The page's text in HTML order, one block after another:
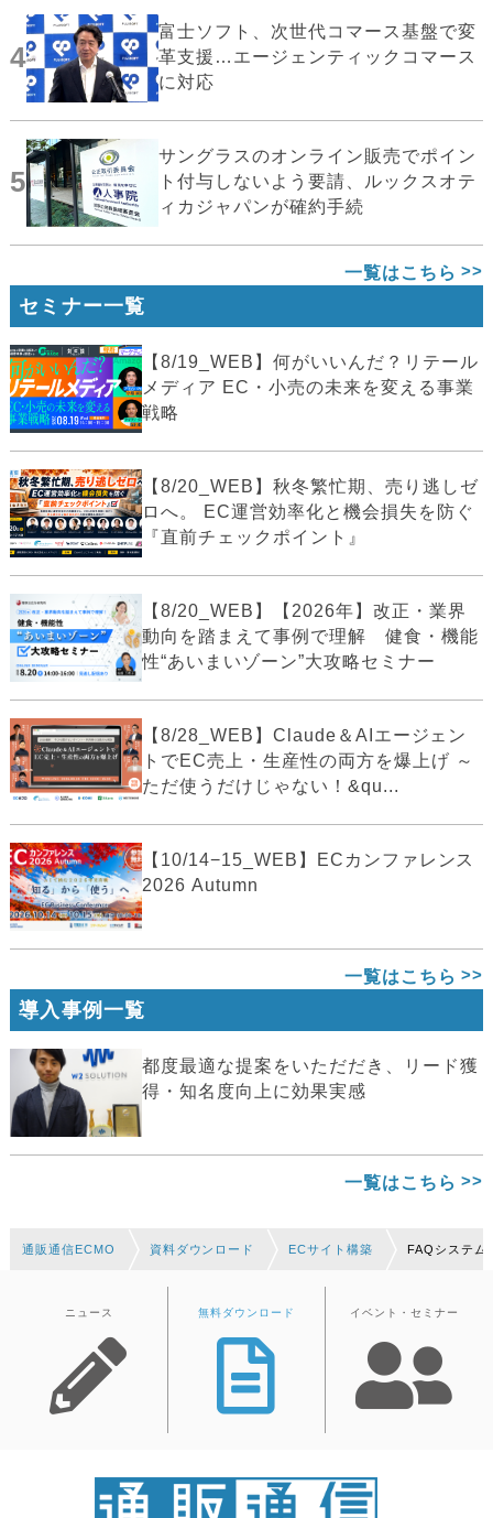
4
富士ソフト、次世代コマース基盤で変
革支援…エージェンティックコマース
に対応
5
サングラスのオンライン販売でポイン
ト付与しないよう要請、ルックスオテ
ィカジャパンが確約手続
一覧はこちら
セミナー一覧
【8/19_WEB】何がいいんだ？リテール
メディア EC・小売の未来を変える事業
戦略
【8/20_WEB】秋冬繁忙期、売り逃しゼ
ロへ。 EC運営効率化と機会損失を防ぐ
『直前チェックポイント』
【8/20_WEB】【2026年】改正・業界
動向を踏まえて事例で理解 健食・機能
性“あいまいゾーン”大攻略セミナー
【8/28_WEB】Claude＆AIエージェン
トでEC売上・生産性の両方を爆上げ ～
ただ使うだけじゃない！&qu...
【10/14−15_WEB】ECカンファレンス
2026 Autumn
一覧はこちら
導入事例一覧
都度最適な提案をいただだき、リード獲
得・知名度向上に効果実感
一覧はこちら
通販通信ECMO 資料ダウンロード ECサイト構築 FAQシステム
ニュース 無料ダウンロード イベント・セミナー